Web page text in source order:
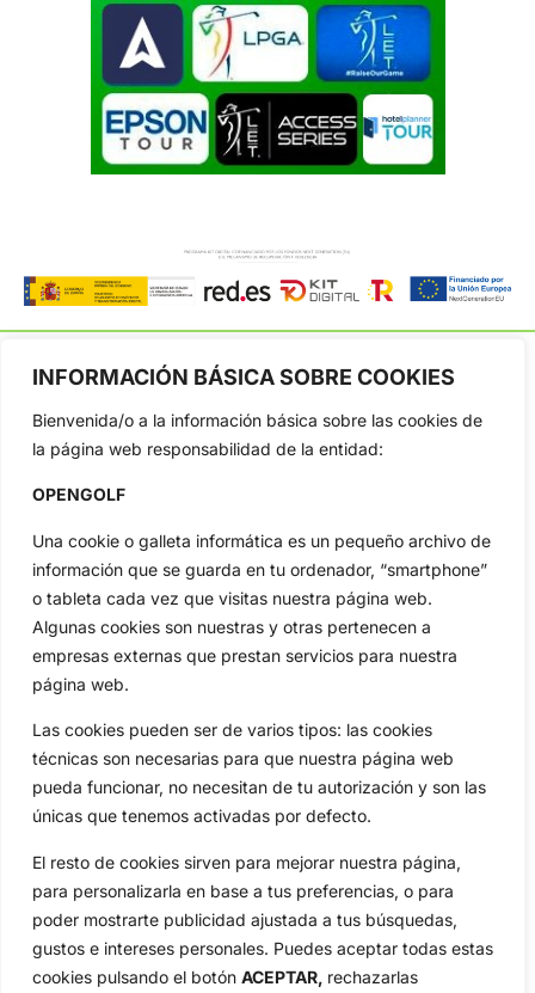
INFORMACIÓN BÁSICA SOBRE COOKIES
Bienvenida/o a la información básica sobre las cookies de
la página web responsabilidad de la entidad:
OPENGOLF
Una cookie o galleta informática es un pequeño archivo de
información que se guarda en tu ordenador, “smartphone”
o tableta cada vez que visitas nuestra página web.
Algunas cookies son nuestras y otras pertenecen a
empresas externas que prestan servicios para nuestra
página web.
Las cookies pueden ser de varios tipos: las cookies
técnicas son necesarias para que nuestra página web
pueda funcionar, no necesitan de tu autorización y son las
únicas que tenemos activadas por defecto.
El resto de cookies sirven para mejorar nuestra página,
para personalizarla en base a tus preferencias, o para
poder mostrarte publicidad ajustada a tus búsquedas,
gustos e intereses personales. Puedes aceptar todas estas
cookies pulsando el botón ACEPTAR, rechazarlas
profesional y amateur, resultados en directo, vídeos, noticias,
Categorias
Inicio
Actualidad
Amateurs
Circuitos
Jon Rahm
Ryder Cup
Reglas
Compañía
Política de Privacidad
Publicidad
Newsletters